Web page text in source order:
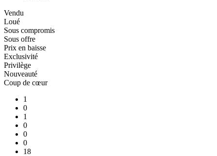
Vendu
Loué
Sous compromis
Sous offre
Prix en baisse
Exclusivité
Privilège
Nouveauté
Coup de cœur
1
0
1
0
0
0
18